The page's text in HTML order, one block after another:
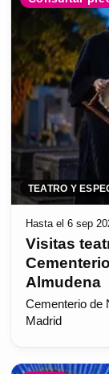
TEATRO Y
Hasta el 6 sep
Visitas
Almudena
Cementerio de
Madrid